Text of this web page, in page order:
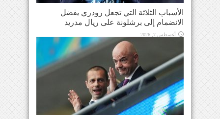
الأسباب الثلاثة التي تجعل رودري يفضل
الانضمام إلى برشلونة على ريال مدريد
أغسطس 7, 2026